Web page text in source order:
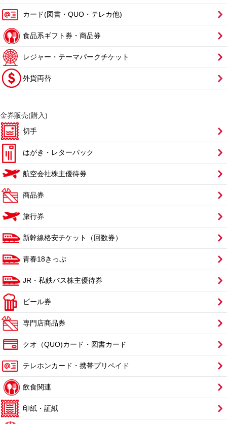
カード(図書・QUO・テレカ他)
食品系ギフト券・商品券
レジャー・テーマパークチケット
外貨両替
金券販売(購入)
切手
はがき・レターパック
航空会社株主優待券
商品券
旅行券
新幹線格安チケット（回数券）
青春18きっぷ
JR・私鉄バス株主優待券
ビール券
専門店商品券
クオ（QUO)カード・図書カード
テレホンカード・携帯プリペイド
飲食関連
印紙・証紙